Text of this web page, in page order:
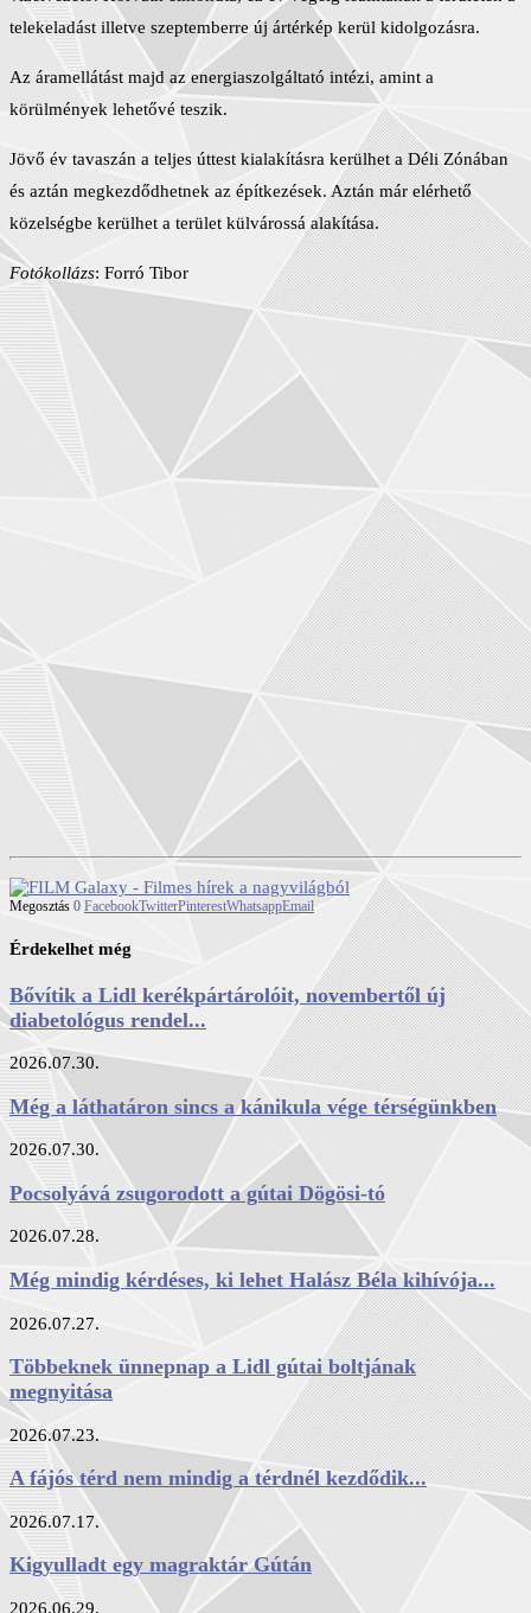
telekeladást illetve szeptemberre új ártérkép kerül kidolgozásra.
Az áramellátást majd az energiaszolgáltató intézi, amint a
körülmények lehetővé teszik.
Jövő év tavaszán a teljes úttest kialakításra kerülhet a Déli Zónában
és aztán megkezdődhetnek az építkezések. Aztán már elérhető
közelségbe kerülhet a terület külvárossá alakítása.
Fotókollázs: Forró Tibor
Megosztás 0 FacebookTwitterPinterestWhatsappEmail
Érdekelhet még
Bővítik a Lidl kerékpártárolóit, novembertől új
diabetológus rendel...
2026.07.30.
Még a láthatáron sincs a kánikula vége térségünkben
2026.07.30.
Pocsolyává zsugorodott a gútai Dögösi-tó
2026.07.28.
Még mindig kérdéses, ki lehet Halász Béla kihívója...
2026.07.27.
Többeknek ünnepnap a Lidl gútai boltjának
megnyitása
2026.07.23.
A fájós térd nem mindig a térdnél kezdődik...
2026.07.17.
Kigyulladt egy magraktár Gútán
2026.06.29.